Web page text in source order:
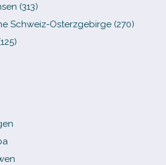
(313)
Schweiz-​Osterzgebirge (270)